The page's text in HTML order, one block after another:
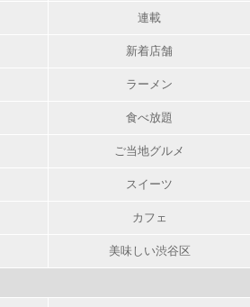
連載
新着店舗
ラーメン
食べ放題
ご当地グルメ
スイーツ
カフェ
美味しい渋谷区